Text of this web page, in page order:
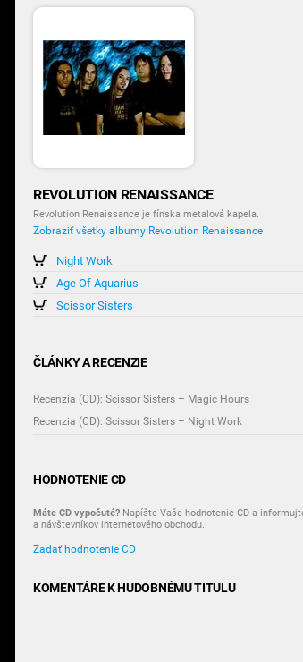
REVOLUTION RENAISSANCE
Revolution Renaissance je fínska metalová kapela.
Zobraziť všetky albumy Revolution Renaissance
Night Work
Age Of Aquarius
Scissor Sisters
ČLÁNKY A RECENZIE
Recenzia (CD): Scissor Sisters – Magic Hours
Recenzia (CD): Scissor Sisters – Night Work
HODNOTENIE CD
Máte CD vypočuté? Napíšte Vaše hodnotenie CD a
a návštevníkov internetového obchodu.
Zadať hodnotenie CD
KOMENTÁRE K HUDOBNÉMU TITULU